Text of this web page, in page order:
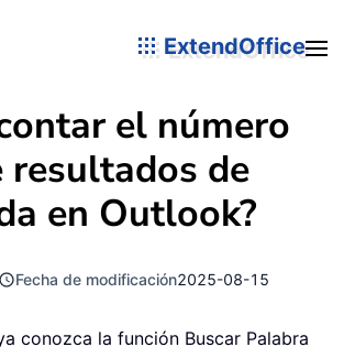
ExtendOffice
el número
de
en Outlook?
Fecha de modificación2025-08-15
conozca la función Buscar Palabra